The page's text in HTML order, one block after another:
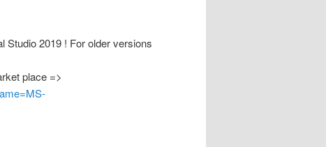
Studio 2019 ! For older versions
place =>